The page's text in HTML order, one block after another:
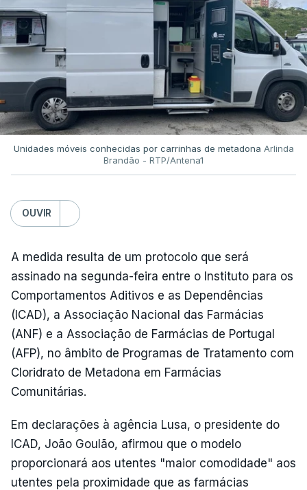
Unidades móveis conhecidas por carrinhas de metadona Arlinda
Brandão - RTP/Antena1
OUVIR
A medida resulta de um protocolo que será
assinado na segunda-feira entre o Instituto para os
Comportamentos Aditivos e as Dependências
(ICAD), a Associação Nacional das Farmácias
(ANF) e a Associação de Farmácias de Portugal
(AFP), no âmbito de Programas de Tratamento com
Cloridrato de Metadona em Farmácias
Comunitárias.
Em declarações à agência Lusa, o presidente do
ICAD, João Goulão, afirmou que o modelo
proporcionará aos utentes "maior comodidade" aos
utentes pela proximidade que as farmácias